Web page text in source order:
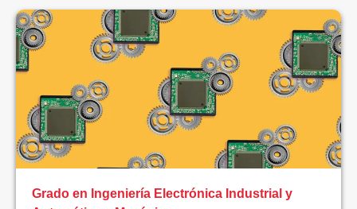
Ingeniería
Logística
Negocios
Sanidad
Grado en Ingeniería Electrónica Industrial y